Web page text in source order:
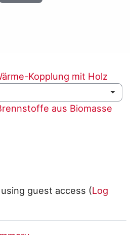
Kopplung mit Holz
aus Biomasse
guest access (Log